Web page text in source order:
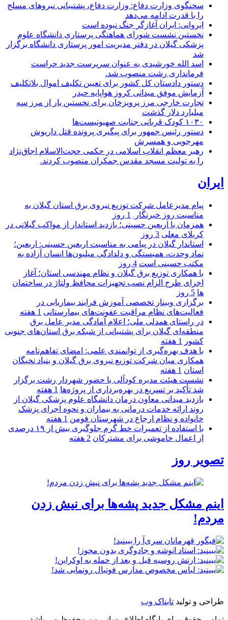
سخنگوی وزارت دفاع: وزارت دفاع، پشتیبانی نیرو‌های مسلح
را با قدرت ادامه می‌دهد
ایروانی: ایران آغازگر جنگ نبوده است
نخستین نشست شورای هماهنگی پرستاری دانشگاه علوم
پزشکی گیلان در دفتر مدیریت امور پرستاری دانشگاه برگزار
شد
اسد الله خورشیدی به عنوان سرپرست جدید حراست
فرمانداری رشت منصوب شد.
دستور دادستان کل کشور برای تعیین تکلیف اموال بلاتکلیف
آزمایش موفق میدانی کروز هواپایه حیدر
تجارت خارجی مرز پرویزخان برای نخستین بار از مرز سه
میلیارد دلار گذشت
۱۰۳۰ کودک قربانی جنایت صهیونیست‌ها
دستور رئیس جمهور برای پیگیری پرونده قتل داریوش
مهرجویی و همسرش
رهبر معظم انقلاب اسلامی در حکمی حجت‌الاسلام اجاق‌نژاد
را به تولیت مسجد مقدس جمکران منصوب کردند.
ایران
پیام مدیرعامل شركت توزیع نیروی برق استان گیلان به
مناسبت روز خبرنگار ‌
1 روز
همزمان با اربعین حسینی؛ بازدید استاندار از مواکب گیلانی در
کربلای معلی 3 روز
استاندار گیلان در پیامی به مناسبت اربعین حسینی: اربعین؛
نماد وحدت، همبستگی و دلدادگی میلیون‌ها انسان آزاده به
مکتب حسینی است 4 روز
با همکاری توزیع برق گیلان و نظام مهندسی استان؛ آغاز
اجرای طرح الزام نصب تجهیزات محافظ ولتاژ در ساختمان
ها 5 روز
برگزاری وبینار تخصصی آموزش فرایند بیماریابی در
فعالیت‌های نظام مراقبت عفونت‌های بیمارستانی 1 هفته
در راستای همدلی ملی؛ اعلام آمادگی مدیر عامل برق
منطقه‌ای گیلان برای پشتیبانی از شبكه برق استان‌های جنوبی
كشور
1 هفته
با هدف بهره‌گیری از توانمندی علمی: امضای تفاهم‌نامه
همكاری میان شركت توزیع نیروی برق گیلان و بنیاد نخبگان
استان 1 هفته
نشست هیئت مدیره کودآلی با حضور شهردار رشت برگزار
شد تأکید بر تسریع در بهره‌برداری از پروژه‌ها 1 هفته
بازدید میدانی معاون درمان دانشگاه علوم پزشکی گیلان از
روند ارائه خدمات درمانی به بیماران و نحوه اجرای پزشک
خانواده و نظام ارجاع در شهرستان فومن 1 هفته
با استفاده از تعمیرات خط گرم جلوگیری بیش از ۱۹ درصدی
از اعمال خاموشی برای مشتركان 2 هفته
تصویر روز
اینم مشکل جدید پشه‌ها برای نیش زدن
مردم!
طراحی و تولید تابناک وب